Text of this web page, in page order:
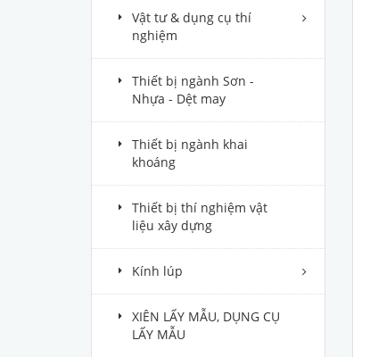
Vật tư & dụng cụ thí
nghiệm
Thiết bị ngành Sơn -
Nhựa - Dệt may
Thiết bị ngành khai
khoáng
Thiết bị thí nghiệm vật
liệu xây dựng
Kính lúp
XIÊN LẤY MẪU, DỤNG CỤ
LẤY MẪU